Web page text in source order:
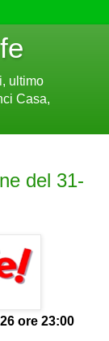
ultimo
Casa,
del 31-
ore 23:00